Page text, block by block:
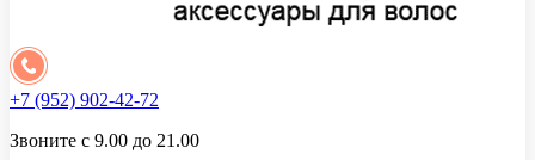
+7 (952) 902-42-72
Звоните с 9.00 до 21.00